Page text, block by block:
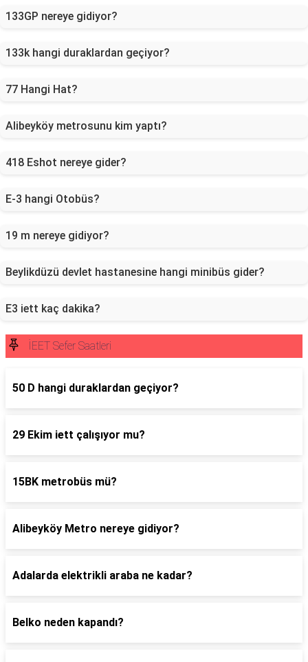
133GP nereye gidiyor?
133k hangi duraklardan geçiyor?
77 Hangi Hat?
Alibeyköy metrosunu kim yaptı?
418 Eshot nereye gider?
E-3 hangi Otobüs?
19 m nereye gidiyor?
Beylikdüzü devlet hastanesine hangi minibüs gider?
E3 iett kaç dakika?
İEET Sefer Saatleri
50 D hangi duraklardan geçiyor?
29 Ekim iett çalışıyor mu?
15BK metrobüs mü?
Alibeyköy Metro nereye gidiyor?
Adalarda elektrikli araba ne kadar?
Belko neden kapandı?